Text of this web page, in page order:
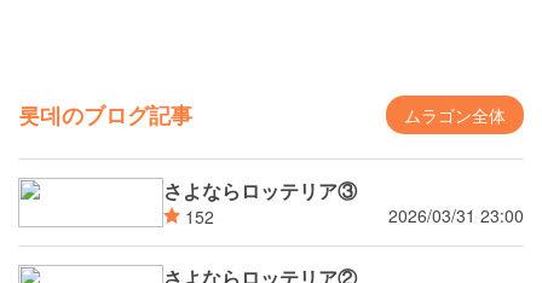
롯데のブログ記事 ムラゴン全体
さよならロッテリア③
152 2026/03/31 23:00